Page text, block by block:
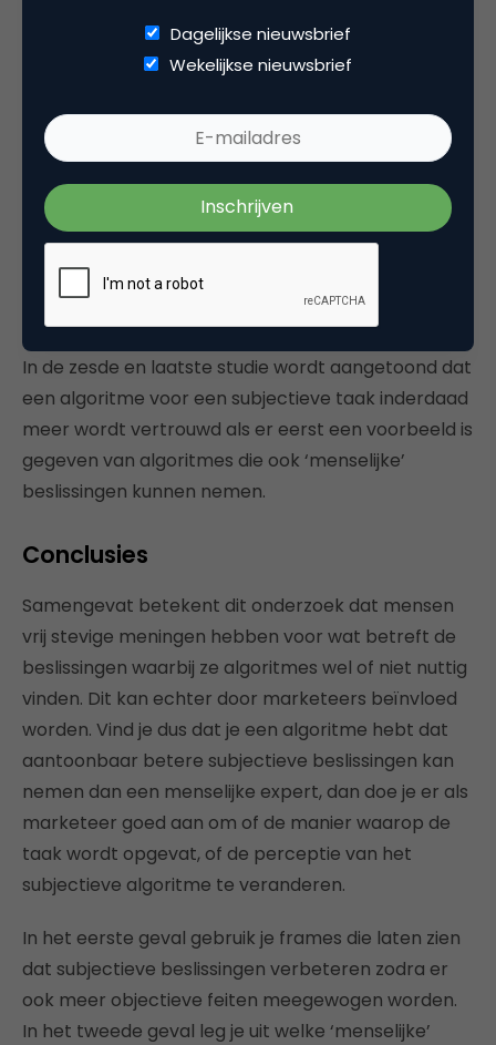
objective, quantifiable data is the best way to
choose who to date”.
“Mensen hebben vrij stevige
meningen over de beslissingen
waar ze algoritmes wel of niet
nuttig vinden”
In de zesde en laatste studie wordt aangetoond dat
een algoritme voor een subjectieve taak inderdaad
meer wordt vertrouwd als er eerst een voorbeeld is
gegeven van algoritmes die ook ‘menselijke’
beslissingen kunnen nemen.
Conclusies
Samengevat betekent dit onderzoek dat mensen
vrij stevige meningen hebben voor wat betreft de
beslissingen waarbij ze algoritmes wel of niet nuttig
vinden. Dit kan echter door marketeers beïnvloed
worden. Vind je dus dat je een algoritme hebt dat
aantoonbaar betere subjectieve beslissingen kan
nemen dan een menselijke expert, dan doe je er als
marketeer goed aan om of de manier waarop de
taak wordt opgevat, of de perceptie van het
subjectieve algoritme te veranderen.
In het eerste geval gebruik je frames die laten zien
dat subjectieve beslissingen verbeteren zodra er
ook meer objectieve feiten meegewogen worden.
In het tweede geval leg je uit welke ‘menselijke’
Dagelijkse nieuwsbrief
Wekelijkse nieuwsbrief